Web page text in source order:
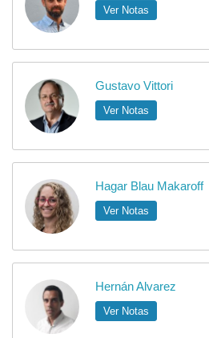
Ver Notas
Gustavo Vittori
Ver Notas
Hagar Blau Makaroff
Ver Notas
Hernán Alvarez
Ver Notas